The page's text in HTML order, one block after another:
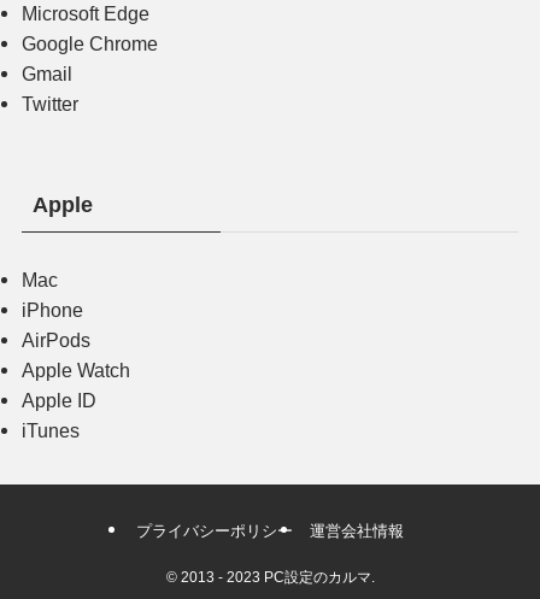
Microsoft Edge
Google Chrome
Gmail
Twitter
Apple
Mac
iPhone
AirPods
Apple Watch
Apple ID
iTunes
プライバシーポリシー 運営会社情報
©2013 - 2023 PC設定のカルマ.